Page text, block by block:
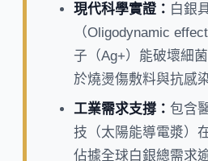
現代科學實證： 白銀
（Oligodynamic
子（Ag+）能破壞細
於燒燙傷敷料與抗感
工業需求支撐： 包含
技（太陽能導電漿）
佔據全球白銀總需求